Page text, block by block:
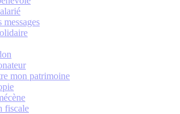
messages
mon patrimoine
fiscale